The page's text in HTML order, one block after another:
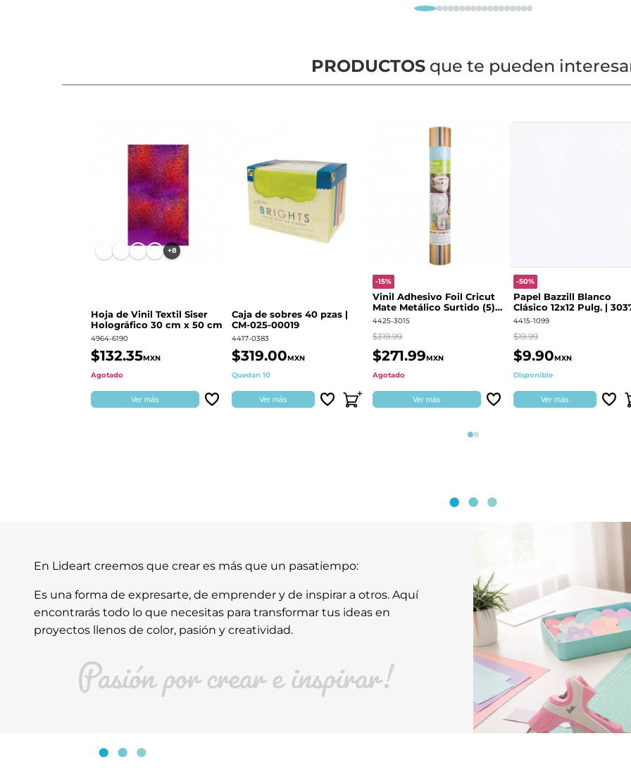
PRODUCTOSque te pueden
+8
Hoja de Vinil Textil Siser
Holográfico 30 cm x 50 cm
4964-6190
$132.35MXN
Agotado
Ver más
Caja de sobres 40 pzas |
CM-025-00019
4417-0383
$319.00MXN
Quedan 10
Ver más
-15%
Vinil Adhesivo Foil Cricut
Mate Metálico Surtido (5)
30.5 x 30.5 cm 2003653
4425-3015
$319.99
$271.99MXN
Agotado
Ver más
-50%
Papel Bazzill Blanco
Clásico 12x12 Pulg. |
4415-1099
$19.99
$9.90MXN
Disponible
Ver más
Página 1
Página 2
En Lideart creemos que crear es más que un pasatiempo:
Es una forma de expresarte, de emprender y de inspirar a otros. Aquí
encontrarás todo lo que necesitas para transformar tus ideas en
proyectos llenos de color, pasión y creatividad.